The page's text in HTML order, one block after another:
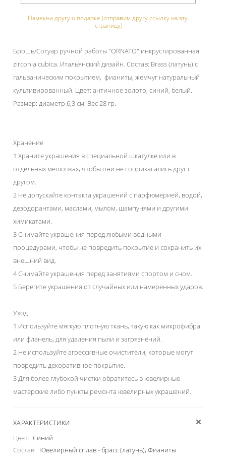
Намекни другу о подарке (отправим другу ссылку на эту
страницу)
Брошь/Сотуар ручной работы "ORNATO" инкрустированная
zirconia cubica. Итальянский дизайн. Состав: Brass (латунь) с
гальваническим покрытием, фианиты, жемчуг натуральный
культивированный. Цвет: античное золото, синий, белый.
Размер: диаметр 6,3 см. Вес 28 гр.
Хранение
1 Храните украшения в специальной шкатулке или в
отдельных мешочках, чтобы они не соприкасались друг с
другом.
2 Не допускайте контакта украшений с парфюмерией, водой,
дезодорантами, маслами, мылом, шампунями и другими
химикатами.
3 Снимайте украшения перед любыми водными
процедурами, чтобы не повредить покрытие и сохранить их
внешний вид.
4 Снимайте украшения перед занятиями спортом и сном.
5 Берегите украшения от случайных или намеренных ударов.
Уход
1 Используйте мягкую плотную ткань, такую как микрофибра
или фланель, для удаления пыли и загрязнений.
2 Не используйте агрессивные очистители, которые могут
повредить декоративное покрытие.
3 Для более глубокой чистки обратитесь в ювелирные
мастерские либо пункты ремонта ювелирных украшений.
ХАРАКТЕРИСТИКИ
Цвет: Синий
Состав: Ювелирный сплав - брасс (латунь), Фианиты